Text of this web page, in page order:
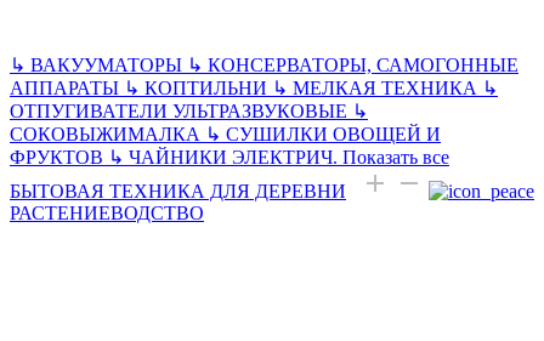
↳ ВАКУУМАТОРЫ ↳ КОНСЕРВАТОРЫ, САМОГОННЫЕ
АППАРАТЫ ↳ КОПТИЛЬНИ ↳ МЕЛКАЯ ТЕХНИКА ↳
ОТПУГИВАТЕЛИ УЛЬТРАЗВУКОВЫЕ ↳
СОКОВЫЖИМАЛКА ↳ СУШИЛКИ ОВОЩЕЙ И
ФРУКТОВ ↳ ЧАЙНИКИ ЭЛЕКТРИЧ. Показать все
БЫТОВАЯ ТЕХНИКА ДЛЯ ДЕРЕВНИ
РАСТЕНИЕВОДСТВО